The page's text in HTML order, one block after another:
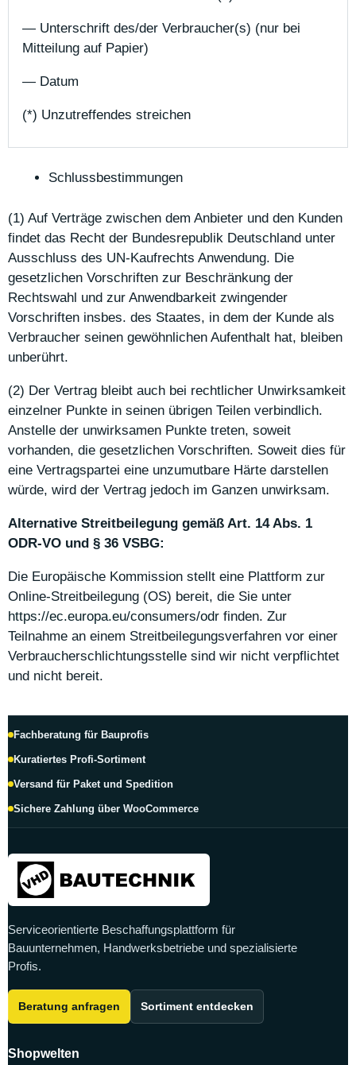
— Unterschrift des/der Verbraucher(s) (nur bei
Mitteilung auf Papier)
— Datum
(*) Unzutreffendes streichen
Schlussbestimmungen
(1) Auf Verträge zwischen dem Anbieter und den Kunden
findet das Recht der Bundesrepublik Deutschland unter
Ausschluss des UN-Kaufrechts Anwendung. Die
gesetzlichen Vorschriften zur Beschränkung der
Rechtswahl und zur Anwendbarkeit zwingender
Vorschriften insbes. des Staates, in dem der Kunde als
Verbraucher seinen gewöhnlichen Aufenthalt hat, bleiben
unberührt.
(2) Der Vertrag bleibt auch bei rechtlicher Unwirksamkeit
einzelner Punkte in seinen übrigen Teilen verbindlich.
Anstelle der unwirksamen Punkte treten, soweit
vorhanden, die gesetzlichen Vorschriften. Soweit dies für
eine Vertragspartei eine unzumutbare Härte darstellen
würde, wird der Vertrag jedoch im Ganzen unwirksam.
Alternative Streitbeilegung gemäß Art. 14 Abs. 1
ODR-VO und § 36 VSBG:
Die Europäische Kommission stellt eine Plattform zur
Online-Streitbeilegung (OS) bereit, die Sie unter
https://ec.europa.eu/consumers/odr finden. Zur
Teilnahme an einem Streitbeilegungsverfahren vor einer
Verbraucherschlichtungsstelle sind wir nicht verpflichtet
und nicht bereit.
Fachberatung für Bauprofis
Kuratiertes Profi-Sortiment
Versand für Paket und Spedition
Sichere Zahlung über WooCommerce
Serviceorientierte Beschaffungsplattform für
Bauunternehmen, Handwerksbetriebe und spezialisierte
Profis.
Beratung anfragen Sortiment entdecken
Shopwelten